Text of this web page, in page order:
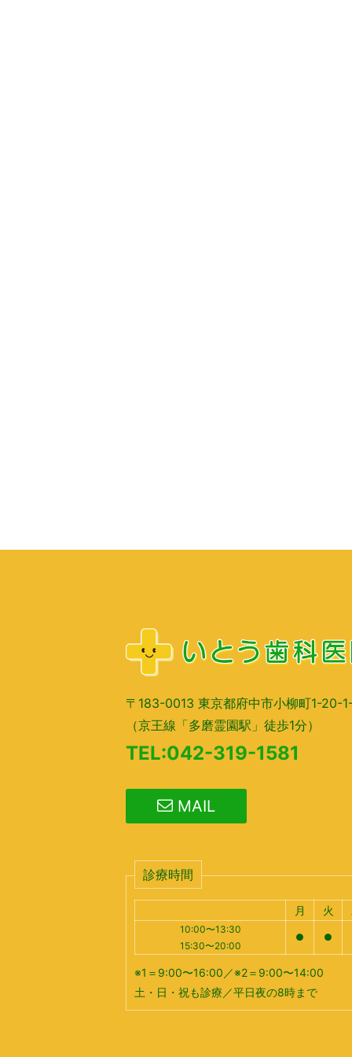
〒183-0013 東京都府中市小柳町1-20-
（京王線「多磨霊園駅」徒歩1分）
TEL:042-319-1581
MAIL
診療時間
月 火
10:00〜13:30
15:30〜20:00
● ●
※1＝9:00〜16:00／※2＝9:00〜14:00
土・日・祝も診療／平日夜の8時まで